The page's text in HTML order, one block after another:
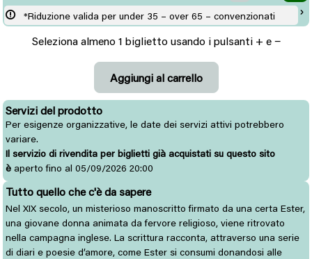
*Riduzione valida per under 35 – over 65 – convenzionati
Seleziona almeno 1 biglietto usando i pulsanti + e −
Servizi del prodotto
Per esigenze organizzative, le date dei servizi attivi potrebbero
variare.
Il servizio di rivendita per biglietti già acquistati su questo sito
è aperto fino al 05/09/2026 20:00
Tutto quello che c'è da sapere
Nel XIX secolo, un misterioso manoscritto firmato da una certa Ester,
una giovane donna animata da fervore religioso, viene ritrovato
nella campagna inglese. La scrittura racconta, attraverso una serie
di diari e poesie d’amore, come Ester si consumi donandosi alle